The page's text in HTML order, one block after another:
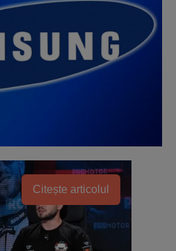
Citește articolul